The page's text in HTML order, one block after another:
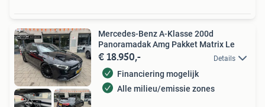
Mercedes-Benz A-Klasse 200d
Panoramadak Amg Pakket Matrix Le
€ 18.950,- Details
Financiering mogelijk
Alle milieu/emissie zones